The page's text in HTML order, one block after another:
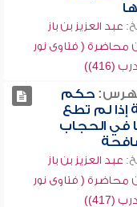
عبد العزيز بن باز
محاضرة ( فتاوى نور
(416))
حكم
إذا لم تطع
في الحجاب
عبد العزيز بن باز
محاضرة ( فتاوى نور
(417))